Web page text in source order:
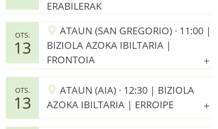
ERABILERAK
OTS.
13
ATAUN (SAN GREGORIO) · 11:00 |
BIZIOLA AZOKA IBILTARIA |
FRONTOIA
OTS.
13
ATAUN (AIA) · 12:30 | BIZIOLA
AZOKA IBILTARIA | ERROIPE